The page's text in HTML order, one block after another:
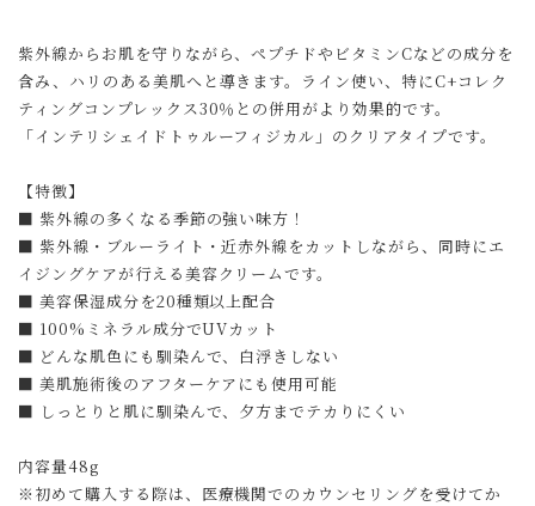
紫外線からお肌を守りながら、ペプチドやビタミンCなどの成分を
含み、ハリのある美肌へと導きます。ライン使い、特にC+コレク
ティングコンプレックス30％との併用がより効果的です。
「インテリシェイドトゥルーフィジカル」のクリアタイプです。
【特徴】
■ 紫外線の多くなる季節の強い味方！
■ 紫外線・ブルーライト・近赤外線をカットしながら、同時にエ
イジングケアが行える美容クリームです。
■ 美容保湿成分を20種類以上配合
■ 100%ミネラル成分でUVカット
■ どんな肌色にも馴染んで、白浮きしない
■ 美肌施術後のアフターケアにも使用可能
■ しっとりと肌に馴染んで、夕方までテカりにくい
内容量48g
※初めて購入する際は、医療機関でのカウンセリングを受けてか